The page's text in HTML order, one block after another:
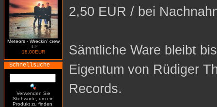
Meteors - Wreckin' crew
- LP
18.00EUR
Schnellsuche
Verwenden Sie
Stichworte, um ein
Produkt zu finden.
2,50 EUR / bei
Sämtliche Ware bleibt
Eigentum von Rüdiger
Records.